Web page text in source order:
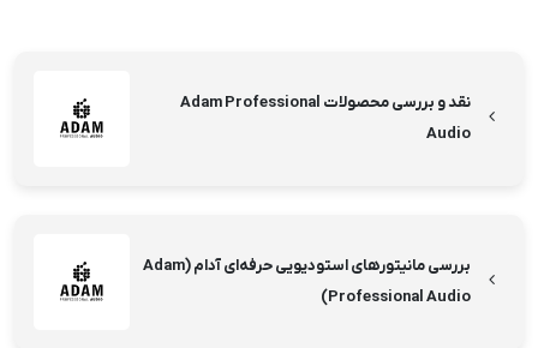
نقد و بررسی محصولات Adam Professional
Audio
بررسی مانیتورهای استودیویی حرفه‌ای آدام (Adam
Professional Audio)